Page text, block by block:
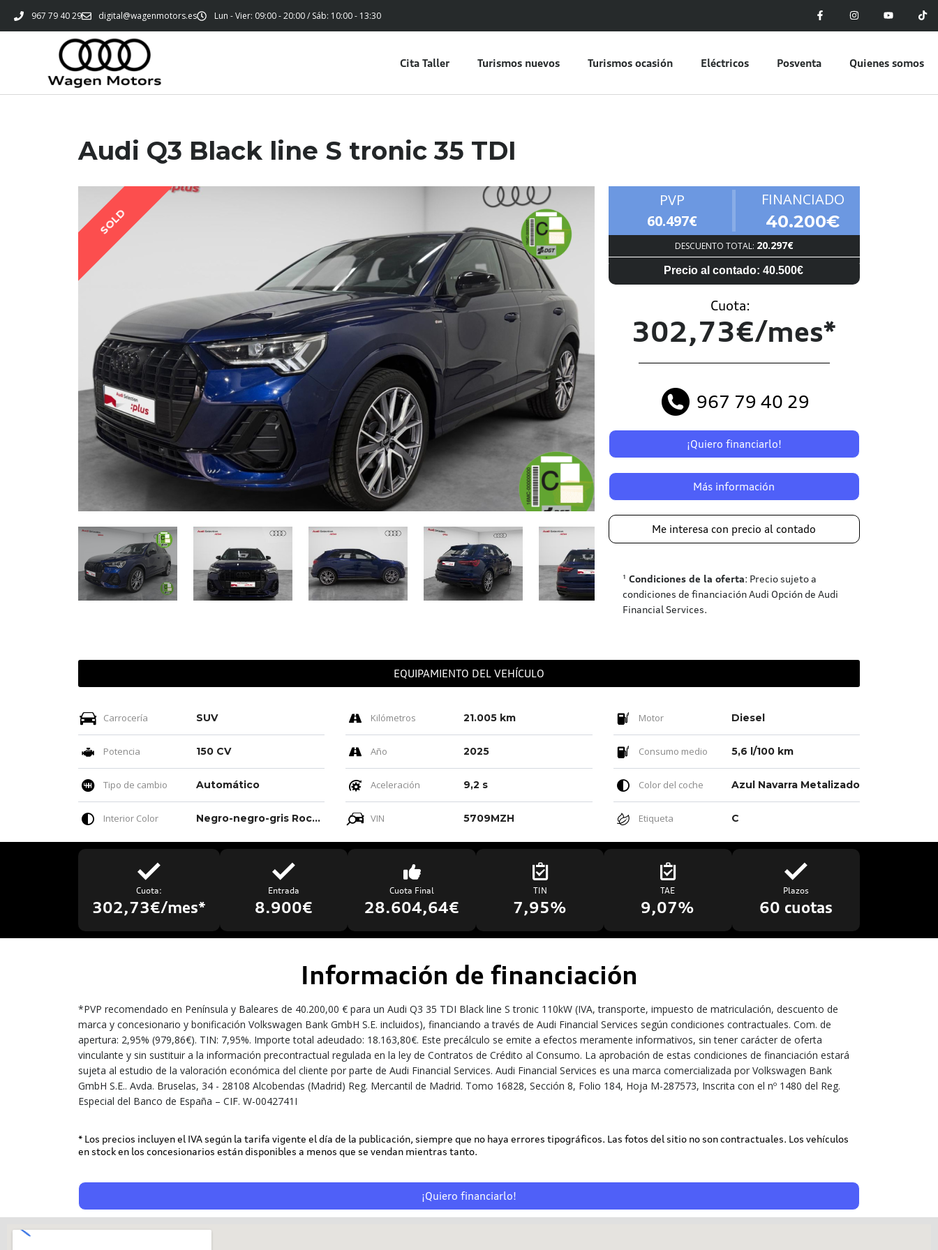
967 79 40 29 digital@wagenmotors.es Lun - Vier: 09:00 - 20:00 / Sáb: 10:00 - 13:30
Cita Taller Turismos nuevos Turismos ocasión Eléctricos Posventa Quienes somos
Audi Q3 Black line S tronic 35 TDI
SOLD
PVP
60.497€
FINANCIADO
40.200€
DESCUENTO TOTAL: 20.297€
Precio al contado: 40.500€
Cuota:
302,73€/mes*
967 79 40 29
¡Quiero financiarlo!
Más información
Me interesa con precio al contado
¹ Condiciones de la oferta: Precio sujeto a
condiciones de financiación Audi Opción de Audi
Financial Services.
EQUIPAMIENTO DEL VEHÍCULO
Carrocería SUV Kilómetros 21.005 km Motor Diesel
Potencia 150 CV Año 2025 Consumo medio 5,6 l/100 km
Tipo de cambio Automático Aceleración 9,2 s Color del coche Azul Navarra Metalizado
Interior Color Negro-negro-gris Roca/negro-negro/ Negro/negro VIN 5709MZH Etiqueta C
Cuota:
302,73€/mes*
Entrada
8.900€
Cuota Final
28.604,64€
TIN
7,95%
TAE
9,07%
Plazos
60 cuotas
Información de financiación
*PVP recomendado en Península y Baleares de 40.200,00 € para un Audi Q3 35 TDI Black line S tronic 110kW (IVA, transporte, impuesto de matriculación, descuento de
marca y concesionario y bonificación Volkswagen Bank GmbH S.E. incluidos), financiando a través de Audi Financial Services según condiciones contractuales. Com. de
apertura: 2,95% (979,86€). TIN: 7,95%. Importe total adeudado: 18.163,80€. Este precálculo se emite a efectos meramente informativos, sin tener carácter de oferta
vinculante y sin sustituir a la información precontractual regulada en la ley de Contratos de Crédito al Consumo. La aprobación de estas condiciones de financiación estará
sujeta al estudio de la valoración económica del cliente por parte de Audi Financial Services. Audi Financial Services es una marca comercializada por Volkswagen Bank
GmbH S.E.. Avda. Bruselas, 34 - 28108 Alcobendas (Madrid) Reg. Mercantil de Madrid. Tomo 16828, Sección 8, Folio 184, Hoja M-287573, Inscrita con el nº 1480 del Reg.
Especial del Banco de España – CIF. W-0042741I
* Los precios incluyen el IVA según la tarifa vigente el día de la publicación, siempre que no haya errores tipográficos. Las fotos del sitio no son contractuales. Los vehículos
en stock en los concesionarios están disponibles a menos que se vendan mientras tanto.
¡Quiero financiarlo!